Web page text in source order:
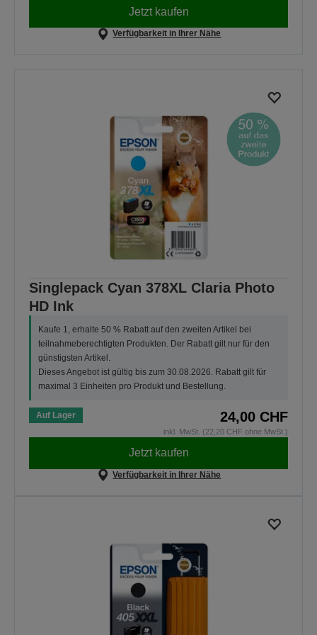
Jetzt kaufen
Verfügbarkeit in Ihrer Nähe
Singlepack Cyan 378XL Claria Photo
HD Ink
Kaufe 1, erhalte 50 % Rabatt auf den zweiten Artikel bei
teilnahmeberechtigten Produkten. Der Rabatt gilt nur für den
günstigsten Artikel.
Dieses Angebot ist gültig bis zum 30.08.2026. Rabatt gilt für
maximal 3 Einheiten pro Produkt und Bestellung.
Auf Lager 24,00 CHF
inkl. MwSt. (22,20 CHF ohne MwSt.)
Jetzt kaufen
Verfügbarkeit in Ihrer Nähe